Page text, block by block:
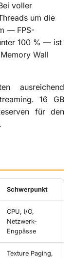
voller
um die
— FPS-
100 % — ist
Wall
ausreichend
16 GB
für den
Schwerpunkt
CPU, I/O,
Netzwerk-
Engpässe
Texture Paging,